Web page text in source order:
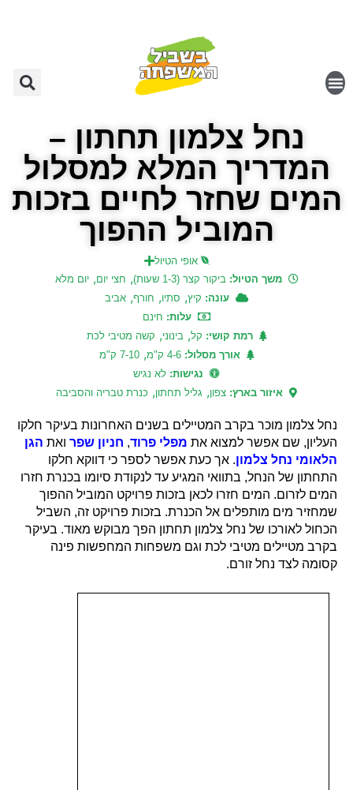
נחל צלמון תחתון –
המדריך המלא למסלול
המים שחזר לחיים בזכות
המוביל ההפוך
אופי הטיול
משך הטיול:ביקור קצר (1-3 שעות) , חצי יום, יום מלא
עונה: קיץ, סתיו, חורף, אביב
עלות: חינם
רמת קושי: קל, בינוני, קשה מטיבי לכת
אורך מסלול:4-6 ק"מ , 7-10 ק"מ
נגישות: לא נגיש
איזור בארץ: צפון, גליל תחתון, כנרת טבריה והסביבה
נחל צלמון מוכר בקרב המטיילים בשנים האחרונות בעיקר חלקו
העליון, שם אפשר למצוא את מפלי פרוד, חניון שפר ואת הגן
הלאומי נחל צלמון. אך כעת אפשר לספר כי דווקא חלקו
התחתון של הנחל, בתוואי המגיע עד לנקודת סיומו בכנרת חזרו
המים לזרום. המים חזרו לכאן בזכות פרויקט המוביל ההפוך
שמחזיר מים מותפלים אל הכנרת. בזכות פרויקט זה, השביל
הכחול לאורכו של נחל צלמון תחתון הפך מבוקש מאוד. בעיקר
בקרב מטיילים מטיבי לכת וגם משפחות המחפשות פינה
קסומה לצד נחל זורם.